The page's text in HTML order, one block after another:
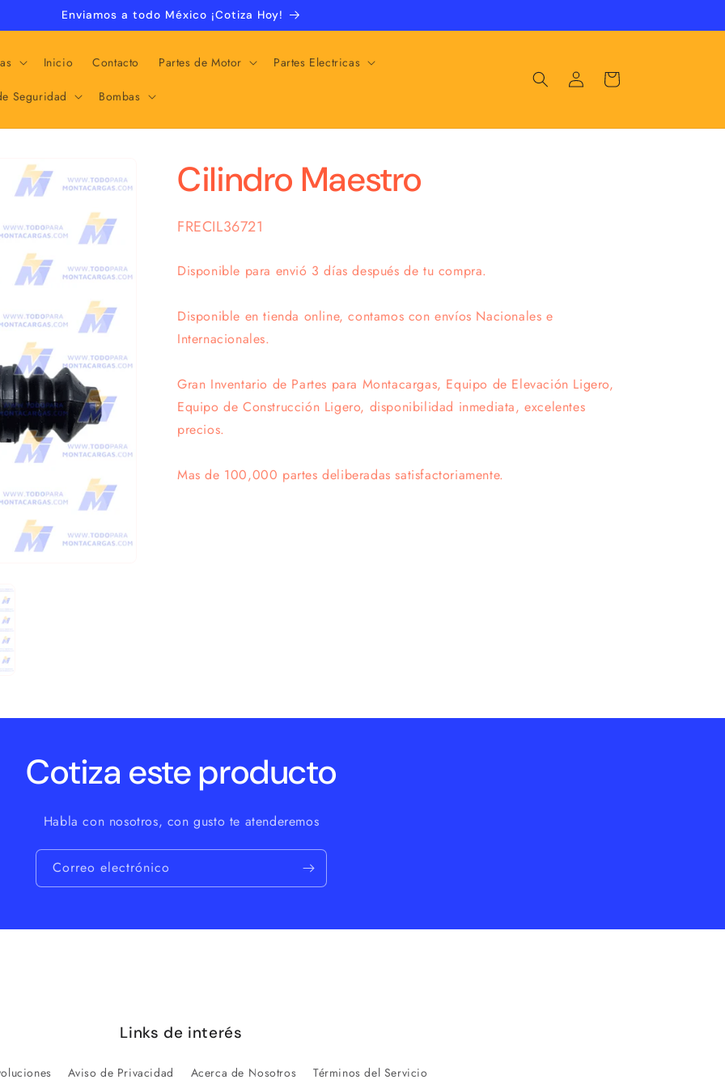
Enviamos a todo México ¡Cotiza Hoy!
Inicio Contacto Partes de Motor Partes Electricas
Seguridad Bombas
Iniciar
sesión
Carrito
Cilindro Maestro
SKU:
FRECIL36721
Disponible para envió 3 días después de tu compra.
Disponible en tienda online, contamos con envíos Nacionales e
Internacionales.
Gran Inventario de Partes para Montacargas, Equipo de Elevación Ligero,
Equipo de Construcción Ligero, disponibilidad inmediata, excelentes
precios.
Mas de 100,000 partes deliberadas satisfactoriamente.
Cotiza este producto
Habla con nosotros, con gusto te atenderemos
Correo electrónico
Links de interés
Aviso de Privacidad Acerca de Nosotros Términos del Servicio